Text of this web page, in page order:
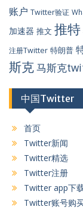
账户 Twitter验证
加速器 推文 推特
注册Twitter 特朗普
斯克马斯克
中国Twitter
首页
Twitter新闻
Twitter精选
Twitter注册
Twitter app下
Twitter账号购